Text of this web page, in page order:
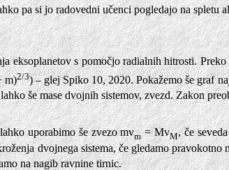
pa si jo radovedni učenci pogledajo na spletu
eksoplanetov s pomočjo radialnih hitrosti.
m)2/3) – glej Spiko 10, 2020. Pokažemo še graf
še mase dvojnih sistemov, zvezd. Zakon
uporabimo še zvezo mvm= MvM, če
dvojnega sistema, če gledamo pravokotno
na nagib ravnine tirnic.